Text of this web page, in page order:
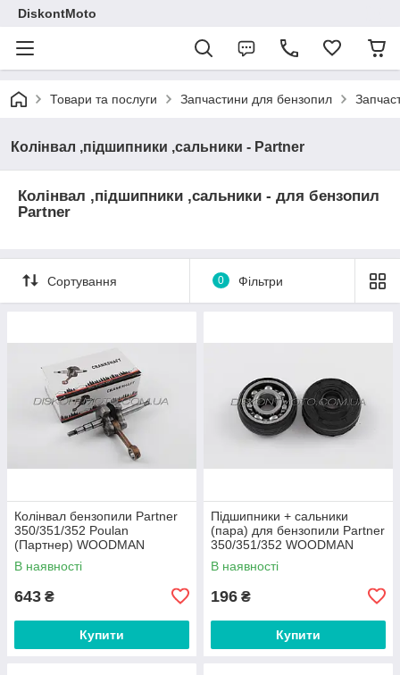
DiskontMoto
Товари та послуги Запчастини для бензопил
Колінвал ,підшипники ,сальники - Partner
Колінвал ,підшипники ,сальники - для бензопил
Partner
Сортування 0 Фільтри
Колінвал бензопили Partner
350/351/352 Poulan
(Партнер) WOODMAN
В наявності
643 ₴
Купити
Підшипники + сальники
(пара) для бензопили Partner
350/351/352 WOODMAN
В наявності
196 ₴
Купити